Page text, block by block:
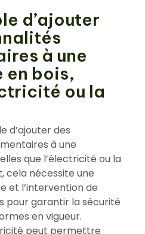
d’ajouter
à une
en bois,
ou la
d’ajouter des
à une
que l’électricité ou la
cela nécessite une
et l’intervention de
pour garantir la sécurité
en vigueur.
peut permettre